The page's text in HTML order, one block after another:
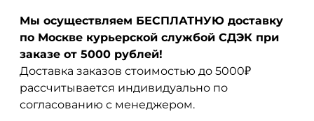
Мы осуществляем БЕСПЛАТНУЮ доставку
по Москве курьерской службой СДЭК при
заказе от 5000 рублей!
Доставка заказов стоимостью до 5000₽
рассчитывается индивидуально по
согласованию с менеджером.